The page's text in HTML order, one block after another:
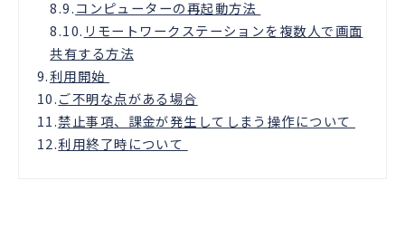
8.9.コンピューターの再起動方法
8.10. リモートワークステーションを複数人で画面
共有する方法
9.利用開始
10.ご不明な点がある場合
11.禁止事項、課金が発生してしまう操作について
12.利用終了時について